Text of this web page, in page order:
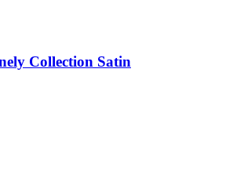
Collection Satin